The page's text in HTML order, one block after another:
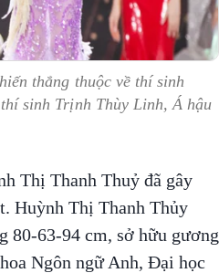
thắng thuộc về thí sinh
sinh Trịnh Thùy Linh, Á hậu
Thị Thanh Thuỷ đã gây
Huỳnh Thị Thanh Thủy
80-63-94 cm, sở hữu gương
Ngôn ngữ Anh, Đại học